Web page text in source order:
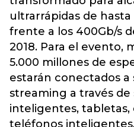
ultrarrápidas de
frente a los 400Gb/s
2018. Para el evento,
5.000 millones de
estarán conectados a
streaming a través de
inteligentes, tabletas,
teléfonos